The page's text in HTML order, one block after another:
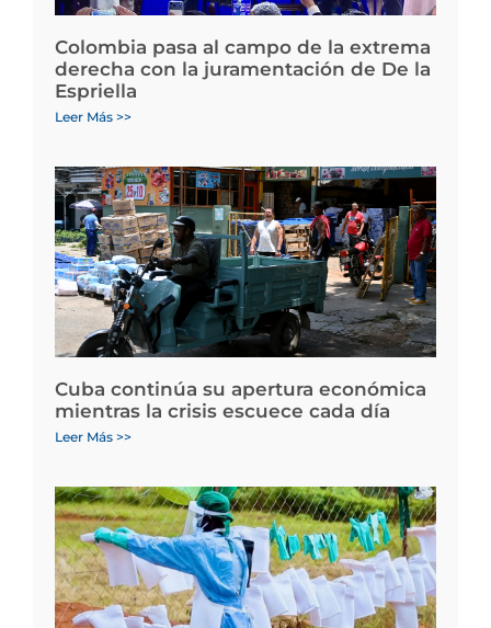
Colombia pasa al campo de la extrema
derecha con la juramentación de De la
Espriella
Leer Más >>
Cuba continúa su apertura económica
mientras la crisis escuece cada día
Leer Más >>